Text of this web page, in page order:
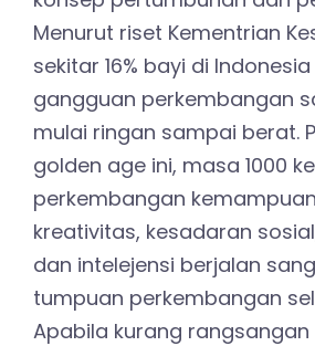
Menurut riset Kementrian
sekitar 16% bayi di
gangguan perkembangan
mulai ringan sampai berat.
golden age ini, masa 1000
perkembangan
kreativitas, kesadaran
dan intelejensi berjalan
tumpuan perkembangan
Apabila kurang